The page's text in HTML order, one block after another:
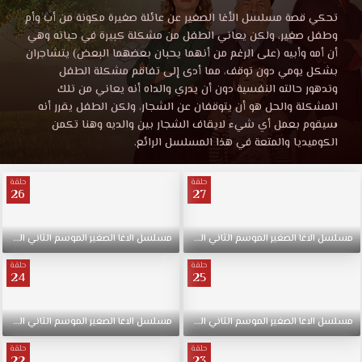
الآغا
الصغير
الحلقة
12
مترجمة
عشق
مشاهدة
مسلسل
الآغا
الصغير
الحلقة
12
موقع
قصة
مسلسل
الأغا
صغيرة
مكونة
تحكي قصة مسلسل الأغا الصغير عن عائلة صغيرة مكونة من أب وأم
وطفل صغير، ولكن يعاني الطفل من مشكلة كبيرة في حياته وهي
أن أمه وأبيه (على الرغم من أنهما يحبان بعضهما البعض) يتشاجران
بشكل يومي دون توقف، مما أدى إلى تفاقم مشكلة الطفل
وتدهور حالته النفسية دون أن يدري والداه أنه يعاني من تلك
المشكلة والحل هو أن يتوقفان عن الشجار، ولكن الطفل يقرر أنه
سيقوم بعمل أي شيء لايقاف الشجار بين والديه وهنا تكمن
الكوميديا والمتعة في هذا المسلسل الرائع.
حلقة
27
مسلسلالاغاالصغيرالموسمالثانيالحلقة 27والاخيرة
حلقة
26
مسلسلالاغاالصغيرالموسمالثانيالحلقة
حلقة
25
مسلسلالاغاالصغيرالموسمالثانيالحلقة 25
حلقة
24
مسلسلالاغاالصغيرالموسمالثانيالحلقة
حلقة حلقة